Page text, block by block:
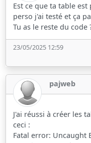
Est ce que ta table est
perso j'ai testé et ça
Tu as le reste du code
23/05/2025 12:59
pajweb
J'ai réussi à créer les
ceci :
Fatal error: Uncaught